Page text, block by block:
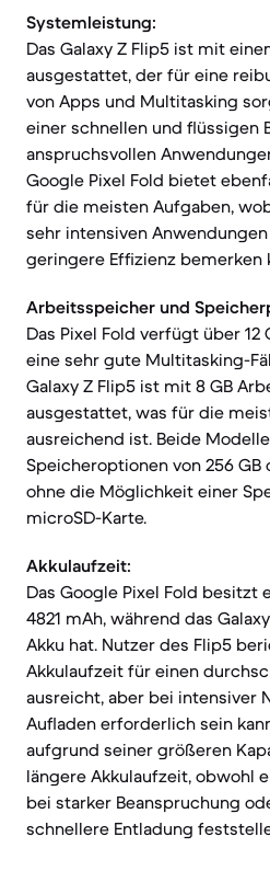
Systemleistung:
Das Galaxy Z Flip5 ist mit
ausgestattet, der für eine
von Apps und Multitasking
einer schnellen und flüssigen
anspruchsvollen
Google Pixel Fold bietet
für die meisten Aufgaben,
sehr intensiven
geringere Effizienz bemerken
Arbeitsspeicher und
Das Pixel Fold verfügt über 12
eine sehr gute Multitasking-
Galaxy Z Flip5 ist mit 8 GB
ausgestattet, was für die
ausreichend ist. Beide
Speicheroptionen von 256 GB
ohne die Möglichkeit einer
microSD-Karte.
Akkulaufzeit:
Das Google Pixel Fold besitzt
4821 mAh, während das
Akku hat. Nutzer des Flip5
Akkulaufzeit für einen
ausreicht, aber bei intensiver
Aufladen erforderlich sein
aufgrund seiner größeren
längere Akkulaufzeit, obwohl
bei starker Beanspruchung
schnellere Entladung